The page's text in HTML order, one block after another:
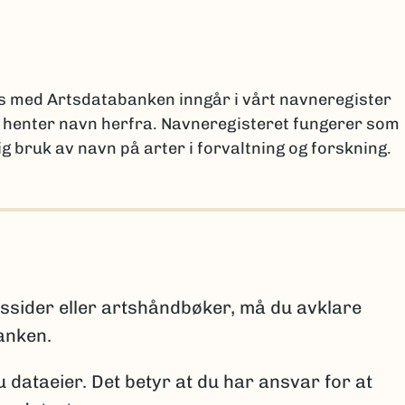
egen løsning for å dele data gjennom GBIF-
av GBIFs programvare Integrated Publishing
med installasjonen.
råd og veiledning før du begynner å bruke
med Artsdatabanken inngår i vårt navneregister
navn herfra. Navneregisteret fungerer som
bruk av navn på arter i forvaltning og forskning.
nivåene som må fylles ut er: rike – rekke –
– art, samt eventuelle underartsnivåer.
om arten er:
eller artshåndbøker, må du avklare
dataeier. Det betyr at du har ansvar for at